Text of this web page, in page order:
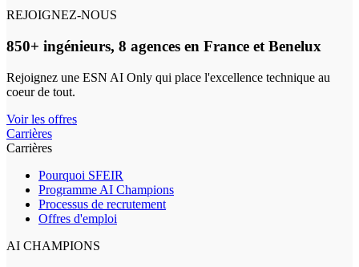
REJOIGNEZ-NOUS
850+ ingénieurs, 8 agences en France et Benelux
Rejoignez une ESN AI Only qui place l'excellence technique au
coeur de tout.
Voir les offres
Carrières
Carrières
Pourquoi SFEIR
Programme AI Champions
Processus de recrutement
Offres d'emploi
AI CHAMPIONS